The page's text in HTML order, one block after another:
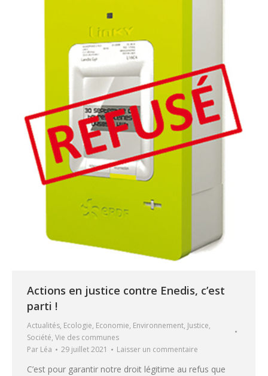
Actions en justice contre Enedis, c’est
parti !
Actualités, Ecologie, Economie, Environnement, Justice,
Société, Vie des communes
Par Léa 29 juillet 2021 Laisser un commentaire
C’est pour garantir notre droit légitime au refus que